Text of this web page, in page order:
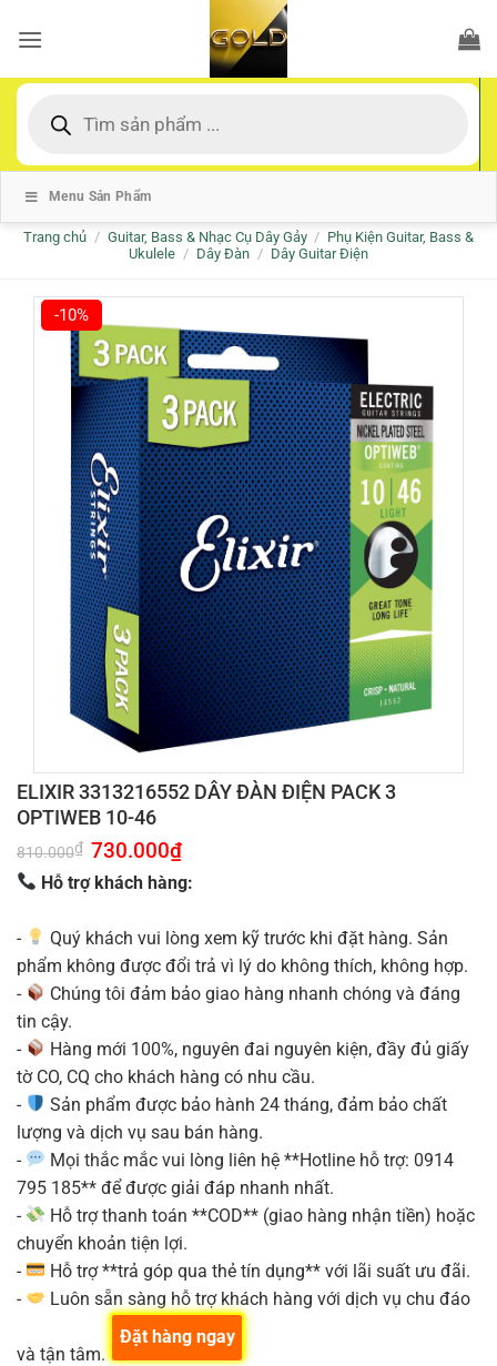
qua
dung
kiếm
Menu Sản Phẩm
Trang chủ / Guitar, Bass & Nhạc Cụ Dây Gảy / Phụ Kiện Guitar, Bass &
Ukulele / Dây Đàn / Dây Guitar Điện
-10%
ELIXIR 3313216552 DÂY ĐÀN ĐIỆN PACK 3
OPTIWEB 10-46
810.000₫ Giá
gốc
là:
810.000₫.
730.000₫Giá
tại
là:
Hỗ trợ khách hàng:
-
Quý khách vui lòng xem kỹ trước khi đặt hàng. Sản
phẩm không được đổi trả vì lý do không thích, không hợp.
-
Chúng tôi đảm bảo giao hàng nhanh chóng và đáng
tin cậy.
-
Hàng mới 100%, nguyên đai nguyên kiện, đầy đủ giấy
tờ CO, CQ cho khách hàng có nhu cầu.
-
Sản phẩm được bảo hành 24 tháng, đảm bảo chất
lượng và dịch vụ sau bán hàng.
-
Mọi thắc mắc vui lòng liên hệ **Hotline hỗ trợ: 0914
795 185** để được giải đáp nhanh nhất.
-
Hỗ trợ thanh toán **COD** (giao hàng nhận tiền) hoặc
chuyển khoản tiện lợi.
-
Hỗ trợ **trả góp qua thẻ tín dụng** với lãi suất ưu đãi.
-
Luôn sẵn sàng hỗ trợ khách hàng với dịch vụ chu đáo
và tận tâm.
Đặt hàng ngay